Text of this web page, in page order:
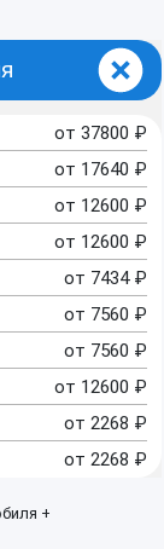
от 37800 ₽
от 17640 ₽
от 12600 ₽
от 12600 ₽
от 7434 ₽
от 7560 ₽
от 7560 ₽
от 12600 ₽
от 2268 ₽
от 2268 ₽
+